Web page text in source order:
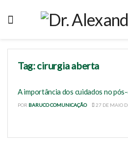
Tag:cirurgia aberta
A importância dos cuidados no
POR BARUCO COMUNICAÇÃO 27 DE MAIO